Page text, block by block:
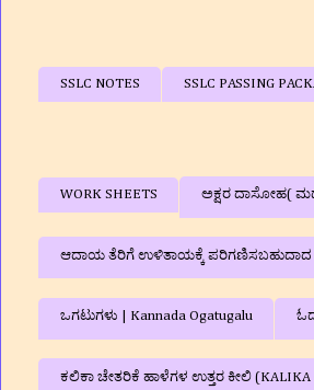
SSLC NOTES SSLC PASSING
WORK SHEETS ಅಕ್ಷರ ದಾಸೋಹ(
ಆದಾಯ ತೆರಿಗೆ ಉಳಿತಾಯಕ್ಕೆ
ಒಗಟುಗಳು | Kannada Ogatugalu
ಕಲಿಕಾ ಚೇತರಿಕೆ ಹಾಳೆಗಳ ಉತ್ತರ ಕೀಲಿ (KALIKA